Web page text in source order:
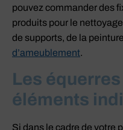
pouvez commander des
produits pour le
de supports, de la
d’ameublement.
Les
éléments
Si dans le cadre de votre